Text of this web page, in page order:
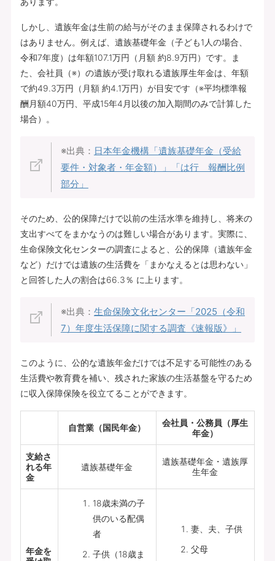
しかし、遺族年金は生前の給与がそのまま保障されるわけで
はありません。例えば、遺族基礎年金（子ども1人の場合、
令和7年度）は年額107.1万円（月額 約8.9万円）です。ま
た、会社員（※）の遺族が受け取れる遺族厚生年金は、年額
で約49.3万円（月額 約4.1万円）が目安です（※平均標準報
酬月額40万円、平成15年4月以後の加入期間のみで計算した
場合）。
※出典： 日本年金機構「遺族基礎年金（受給
要件・対象者・年金額）
」「は行 報酬比例
部分 」
そのため、公的保障だけで以前の生活水準を維持し、将来の
支出すべてをまかなうのは難しい場合があります。実際に、
生命保険文化センターの調査によると、公的保障（遺族年金
など）だけでは遺族の生活費を「まかなえるとは思わない」
と回答した人の割合は66.3％ に上ります。
※出典： 生命保険文化センター「2025（令和
7）年度生活保障に関する調査《速報版》
」
このように、公的な遺族年金だけでは不足する可能性のある
生活費や教育費を補い、残された家族の生活基盤を守るため
に収入保障保険を役立てることができます。
自営業（国民年金）
会社員・公務員（厚生
年金）
支給さ
れる年
金
遺族基礎年金
遺族基礎年金・遺族厚
生年金
年金を
18歳未満の子
供のいる配偶
者
子供（18歳ま
妻、夫、子供
父母